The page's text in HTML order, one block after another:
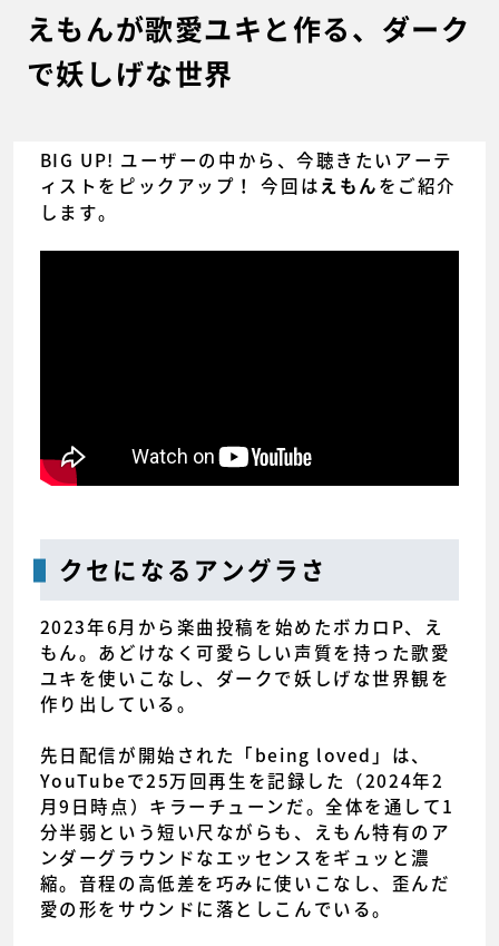
えもんが歌愛ユキと作る、ダーク
で妖しげな世界
BIG UP! ユーザーの中から、今聴きたいアーテ
ィストをピックアップ！ 今回は えもん をご紹介
します。
クセになるアングラさ
2023年6月から楽曲投稿を始めたボカロP、え
もん。あどけなく可愛らしい声質を持った歌愛
ユキを使いこなし、ダークで妖しげな世界観を
作り出している。
先日配信が開始された「being loved」は、
YouTubeで25万回再生を記録した（2024年2
月9日時点）キラーチューンだ。全体を通して1
分半弱という短い尺ながらも、えもん特有のア
ンダーグラウンドなエッセンスをギュッと濃
縮。音程の高低差を巧みに使いこなし、歪んだ
愛の形をサウンドに落としこんでいる。